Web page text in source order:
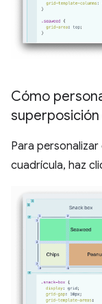
Cómo
Para
cuadrícula, haz